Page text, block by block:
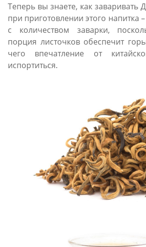
Теперь вы знаете, как заваривать
при приготовлении этого напитка
с количеством заварки,
порция листочков обеспечит
чего впечатление от
испортиться.